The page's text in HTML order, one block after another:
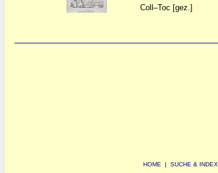
Coll–Toc [gez.]
HOME | SUCHE & INDEX